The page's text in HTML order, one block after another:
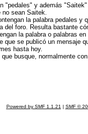
"pedales" y además
sean Saitek.
la palabra pedales y
foro. Resulta bastante
la palabra o palabras en
que se publicó un
hasta hoy.
busque, normalmente
Powered by SMF 1.1.21 | SMF ©